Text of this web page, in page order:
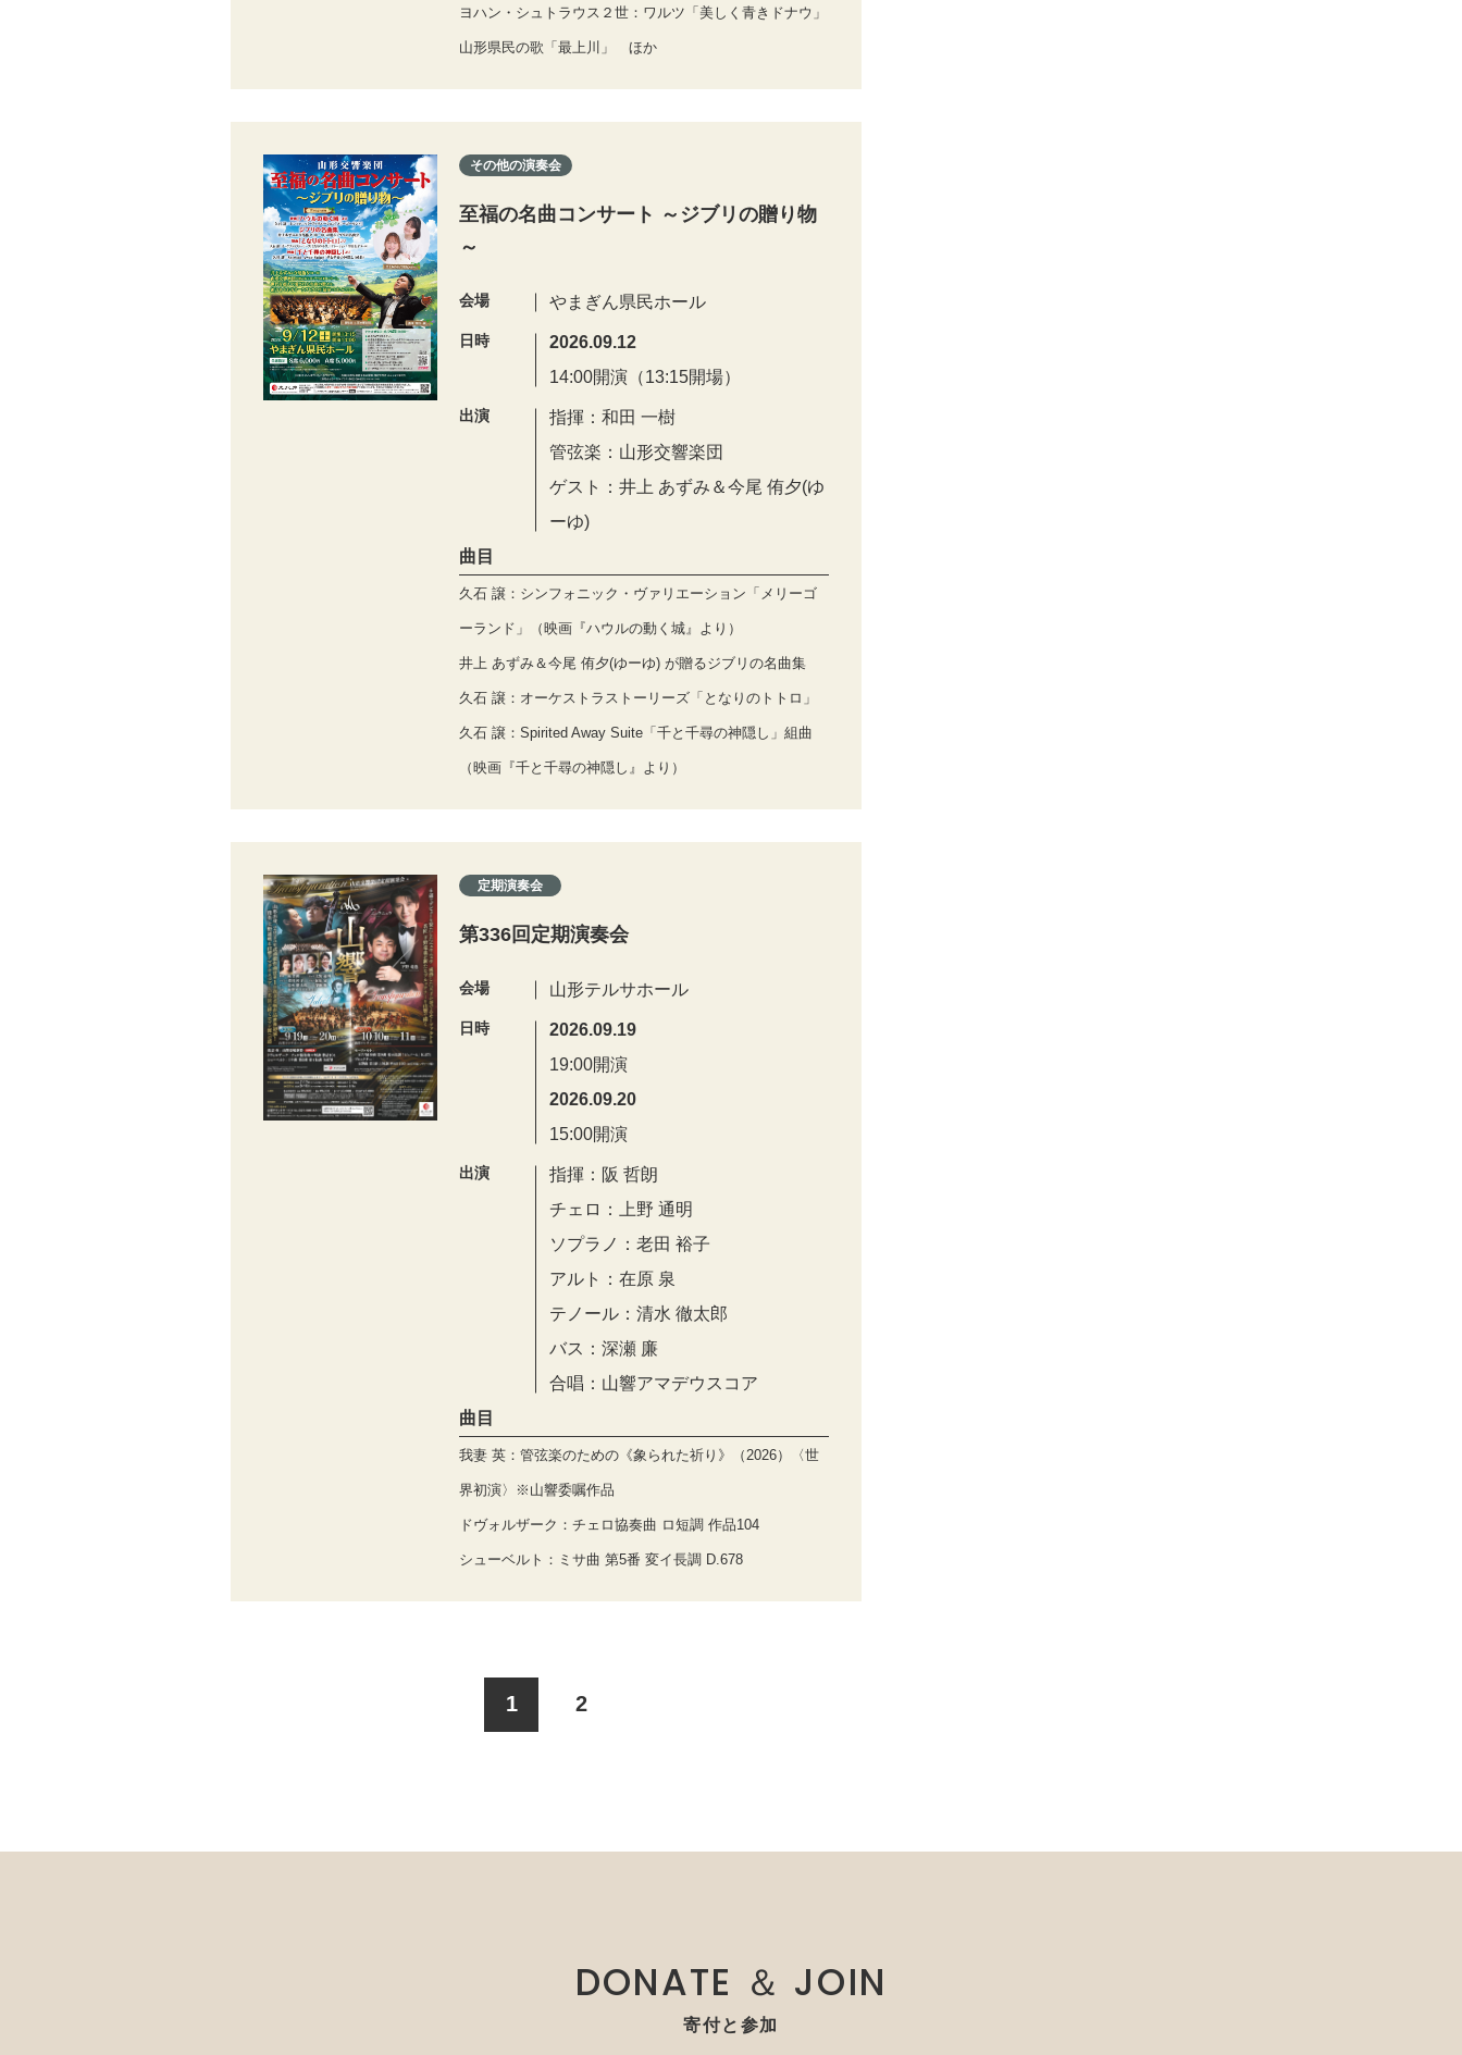
ヨハン・シュトラウス２世：ワルツ「美しく青きドナウ」
山形県民の歌「最上川」 ほか
その他の演奏会
至福の名曲コンサート ～ジブリの贈り物
～
会場 やまぎん県民ホール
日時
2026.09.12
14:00開演（13:15開場）
出演
指揮：和田 一樹
管弦楽：山形交響楽団
ゲスト：井上 あずみ＆今尾 侑夕(ゆ
ーゆ)
曲目
久石 譲：シンフォニック・ヴァリエーション「メリーゴ
ーランド」（映画『ハウルの動く城』より）
井上 あずみ＆今尾 侑夕(ゆーゆ) が贈るジブリの名曲集
久石 譲：オーケストラストーリーズ「となりのトトロ」
久石 譲：Spirited Away Suite「千と千尋の神隠し」組曲
（映画『千と千尋の神隠し』より）
定期演奏会
第336回定期演奏会
会場 山形テルサホール
日時
2026.09.19
19:00開演
2026.09.20
15:00開演
出演
指揮：阪 哲朗
チェロ：上野 通明
ソプラノ：老田 裕子
アルト：在原 泉
テノール：清水 徹太郎
バス：深瀬 廉
合唱：山響アマデウスコア
曲目
我妻 英：管弦楽のための《象られた祈り》（2026）〈世
界初演〉※山響委嘱作品
ドヴォルザーク：チェロ協奏曲 ロ短調 作品104
シューベルト：ミサ曲 第5番 変イ長調 D.678
1 2
DONATE ＆ JOIN
寄付と参加